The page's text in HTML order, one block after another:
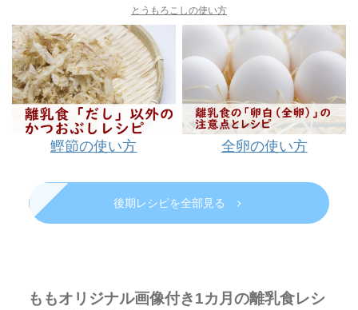
とうもろこしの使い方
鰹節の使い方 全卵の使い方
後期レシピを全部見る
ももオリジナル画像付き1カ月の離乳食レシ